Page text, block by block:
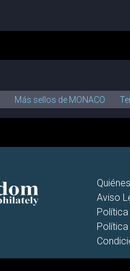
Más sellos de MONACO
Aviso